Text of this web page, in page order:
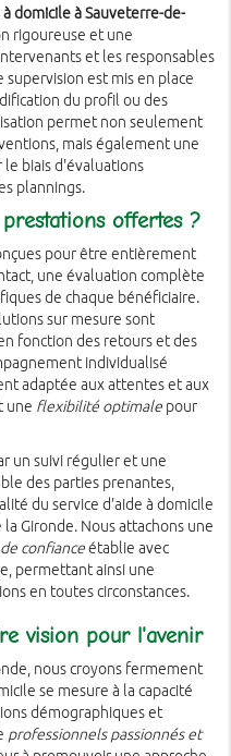
domicile à Sauveterre-de-
rigoureuse et une
et les responsables
supervision est mis en place
du profil ou des
permet non seulement
mais également une
biais d'évaluations
plannings.
offertes ?
pour être entièrement
une évaluation complète
de chaque bénéficiaire.
sur mesure sont
fonction des retours et des
individualisé
adaptée aux attentes et aux
une flexibilité optimale pour
un suivi régulier et une
des parties prenantes,
du service d'aide à domicile
Gironde. Nous attachons une
confianceétablie avec
permettant ainsi une
en toutes circonstances.
vision pour l'avenir
nous croyons fermement
se mesure à la capacité
démographiques et
professionnels passionnés et